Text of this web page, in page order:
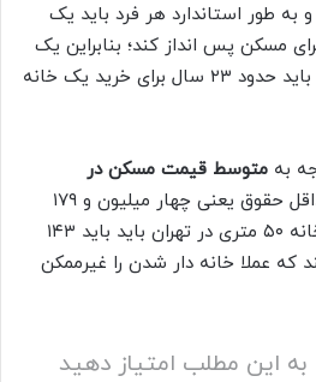
پوند بوده و به طور استاندارد هر فرد باید یک
مسکن پس انداز کند؛ بنابراین یک
کارگر ساده با حداقل حقوق باید حدود ۲۳ سال برای خرید یک خانه
به متوسط قیمت مسکن در
یک کارگر ساده با حداقل حقوق یعنی چهار میلیون و ۱۷۹
هزار تومان برای خرید یک خانه ۵۰ متری در تهران باید باید ۱۴۳
که عملا خانه دار شدن را غیرممکن
به این مطلب امتیاز دهید